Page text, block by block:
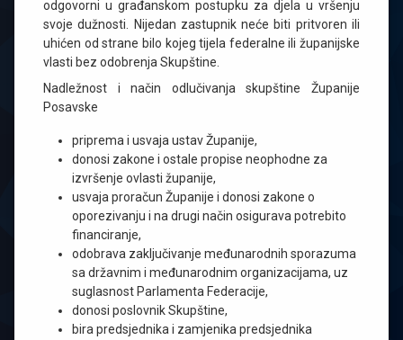
odgovorni u građanskom postupku za djela u vršenju
svoje dužnosti. Nijedan zastupnik neće biti pritvoren ili
uhićen od strane bilo kojeg tijela federalne ili županijske
vlasti bez odobrenja Skupštine.
Nadležnost i način odlučivanja skupštine Županije
Posavske
priprema i usvaja ustav Županije,
donosi zakone i ostale propise neophodne za
izvršenje ovlasti županije,
usvaja proračun Županije i donosi zakone o
oporezivanju i na drugi način osigurava potrebito
financiranje,
odobrava zaključivanje međunarodnih sporazuma
sa državnim i međunarodnim organizacijama, uz
suglasnost Parlamenta Federacije,
donosi poslovnik Skupštine,
bira predsjednika i zamjenika predsjednika